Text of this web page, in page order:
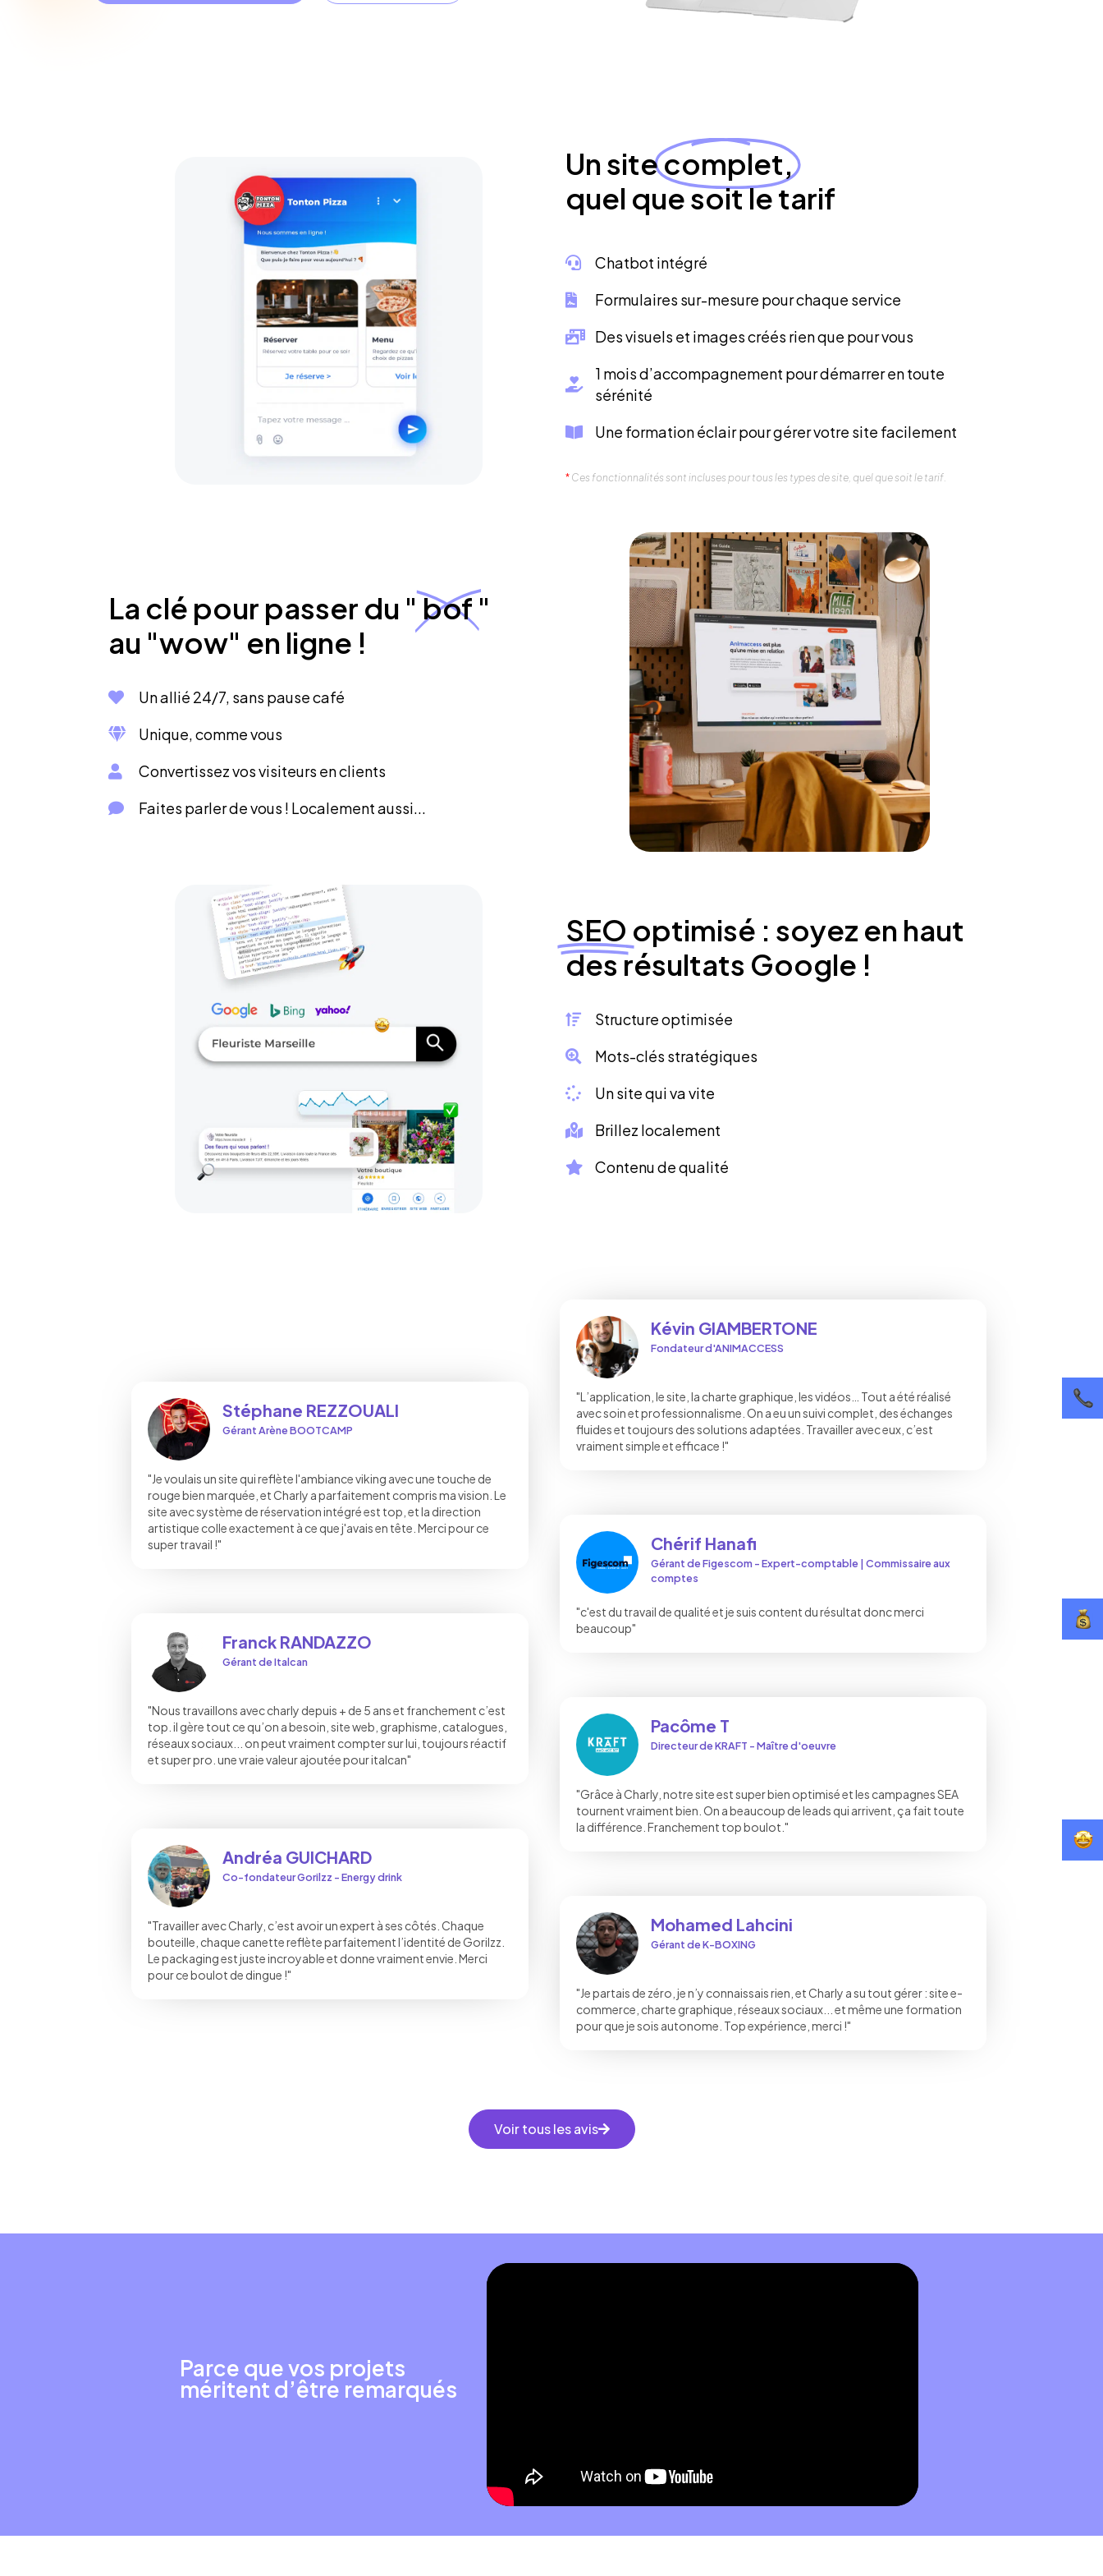
Un sitecomplet,
quel que soit le tarif
Chatbot intégré
Formulaires sur-mesure pour chaque service
Des visuels et images créés rien que pour vous
1 mois d’accompagnement pour démarrer en toute
sérénité
Une formation éclair pour gérer votre site facilement
* Ces fonctionnalités sont incluses pour tous les types de site, quel que soit le tarif.
La clé pour passer du " bof "
au "wow" en ligne !
Un allié 24/7, sans pause café
Unique, comme vous
Convertissez vos visiteurs en clients
Faites parler de vous ! Localement aussi...
SEO optimisé : soyez en haut
des résultats Google !
Structure optimisée
Mots-clés stratégiques
Un site qui va vite
Brillez localement
Contenu de qualité
Stéphane REZZOUALI
Gérant Arène BOOTCAMP
"Je voulais un site qui reflète l'ambiance viking avec une touche de
rouge bien marquée, et Charly a parfaitement compris ma vision. Le
site avec système de réservation intégré est top, et la direction
artistique colle exactement à ce que j'avais en tête. Merci pour ce
super travail !"
Franck RANDAZZO
Gérant de Italcan
"Nous travaillons avec charly depuis + de 5 ans et franchement c’est
top. il gère tout ce qu’on a besoin, site web, graphisme, catalogues,
réseaux sociaux... on peut vraiment compter sur lui, toujours réactif
et super pro. une vraie valeur ajoutée pour italcan"
Andréa GUICHARD
Co-fondateur Gorilzz - Energy drink
"Travailler avec Charly, c’est avoir un expert à ses côtés. Chaque
bouteille, chaque canette reflète parfaitement l’identité de Gorilzz.
Le packaging est juste incroyable et donne vraiment envie. Merci
pour ce boulot de dingue !"
Kévin GIAMBERTONE
Fondateur d'ANIMACCESS
"L’application, le site, la charte graphique, les vidéos… Tout a été réalisé
avec soin et professionnalisme. On a eu un suivi complet, des échanges
fluides et toujours des solutions adaptées. Travailler avec eux, c’est
vraiment simple et efficace !"
Chérif Hanafi
Gérant de Figescom - Expert-comptable | Commissaire aux
comptes
"c'est du travail de qualité et je suis content du résultat donc merci
beaucoup"
Pacôme T
Directeur de KRAFT - Maître d'oeuvre
"Grâce à Charly, notre site est super bien optimisé et les campagnes SEA
tournent vraiment bien. On a beaucoup de leads qui arrivent, ça fait toute
la différence. Franchement top boulot."
Mohamed Lahcini
Gérant de K-BOXING
"Je partais de zéro, je n’y connaissais rien, et Charly a su tout gérer : site e-
commerce, charte graphique, réseaux sociaux... et même une formation
pour que je sois autonome. Top expérience, merci !"
Voir tous les avis
Parce que vos projets
méritent d’être remarqués